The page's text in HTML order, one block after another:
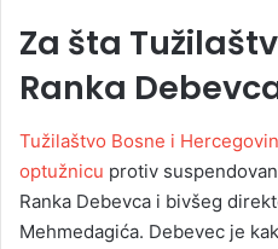
Za šta
Ranka
Tužilaštvo Bosne i
optužnicu protiv
Ranka Debevca i bivšeg
Mehmedagića. Debevec je